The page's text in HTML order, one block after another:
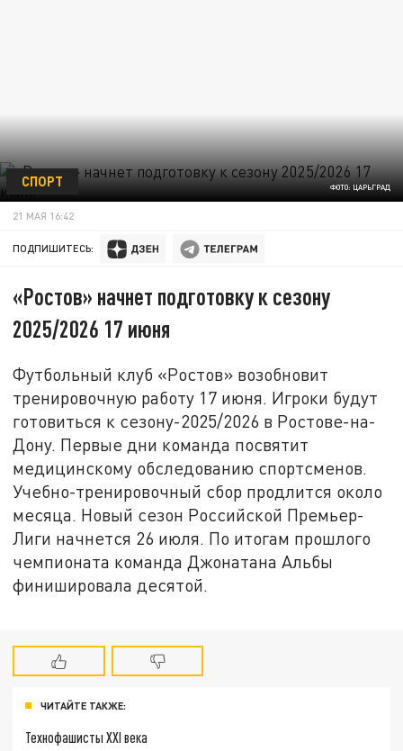
ФОТО: ЦАРЬГРАД
СПОРТ
21 МАЯ 16:42
ПОДПИШИТЕСЬ:
«Ростов» начнет подготовку к сезону
2025/2026 17 июня
Футбольный клуб «Ростов» возобновит
тренировочную работу 17 июня. Игроки будут
готовиться к сезону-2025/2026 в Ростове-на-
Дону. Первые дни команда посвятит
медицинскому обследованию спортсменов.
Учебно-тренировочный сбор продлится около
месяца. Новый сезон Российской Премьер-
Лиги начнется 26 июля. По итогам прошлого
чемпионата команда Джонатана Альбы
финишировала десятой.
ЧИТАЙТЕ ТАКЖЕ:
Технофашисты XXI века